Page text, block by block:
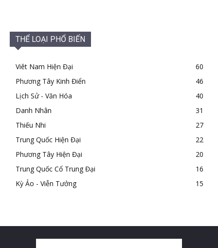
THỂ LOẠI PHỔ BIẾN
Viêt Nam Hiện Đại
60
Phương Tây Kinh Điển
46
Lịch Sử - Văn Hóa
40
Danh Nhân
31
Thiếu Nhi
27
Trung Quốc Hiện Đại
22
Phương Tây Hiện Đại
20
Trung Quốc Cổ Trung Đại
16
Kỳ Ảo - Viễn Tưởng
15